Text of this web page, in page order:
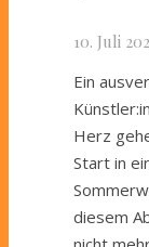
10. Juli
Ein
Herz
Start in
diesem